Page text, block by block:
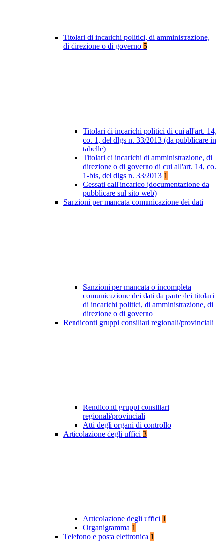
Titolari di incarichi politici, di amministrazione,
di direzione o di governo 5
Titolari di incarichi politici di cui all'art. 14,
co. 1, del dlgs n. 33/2013 (da pubblicare in
tabelle)
Titolari di incarichi di amministrazione, di
direzione o di governo di cui all'art. 14, co.
1-bis, del dlgs n. 33/2013 1
Cessati dall'incarico (documentazione da
pubblicare sul sito web)
Sanzioni per mancata comunicazione dei dati
Sanzioni per mancata o incompleta
comunicazione dei dati da parte dei titolari
di incarichi politici, di amministrazione, di
direzione o di governo
Rendiconti gruppi consiliari regionali/provinciali
Rendiconti gruppi consiliari
regionali/provinciali
Atti degli organi di controllo
Articolazione degli uffici 3
Articolazione degli uffici 1
Organigramma 1
Telefono e posta elettronica 1